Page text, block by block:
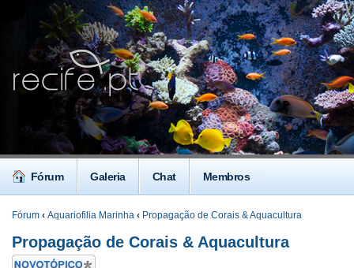
Fórum Galeria Chat Membros
Fórum ‹ Aquariofilia Marinha ‹ Propagação de Corais & Aquacultura
Propagação de Corais & Aquacultura
Criar um novo